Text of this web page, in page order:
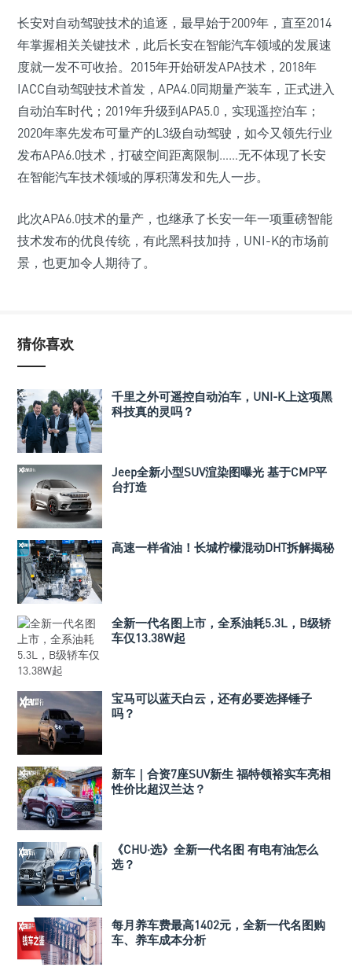
长安对自动驾驶技术的追逐，最早始于2009年，直至2014
年掌握相关关键技术，此后长安在智能汽车领域的发展速
度就一发不可收拾。2015年开始研发APA技术，2018年
IACC自动驾驶技术首发，APA4.0同期量产装车，正式进入
自动泊车时代；2019年升级到APA5.0，实现遥控泊车；
2020年率先发布可量产的L3级自动驾驶，如今又领先行业
发布APA6.0技术，打破空间距离限制……无不体现了长安
在智能汽车技术领域的厚积薄发和先人一步。
此次APA6.0技术的量产，也继承了长安一年一项重磅智能
技术发布的优良传统，有此黑科技加持，UNI-K的市场前
景，也更加令人期待了。
猜你喜欢
千里之外可遥控自动泊车，UNI-K上这项黑
科技真的灵吗？
Jeep全新小型SUV渲染图曝光 基于CMP平
台打造
高速一样省油！长城柠檬混动DHT拆解揭秘
全新一代名图上市，全系油耗5.3L，B级轿
车仅13.38W起
宝马可以蓝天白云，还有必要选择锤子
吗？
新车｜合资7座SUV新生 福特领裕实车亮相
性价比超汉兰达？
《CHU·选》全新一代名图 有电有油怎么
选？
每月养车费最高1402元，全新一代名图购
车、养车成本分析